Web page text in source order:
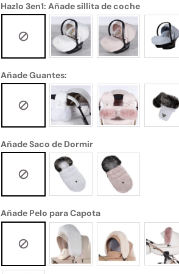
Hazlo 3en1: Añade sillita de coche
Añade Guantes:
Añade Saco de Dormir
Añade Pelo para Capota